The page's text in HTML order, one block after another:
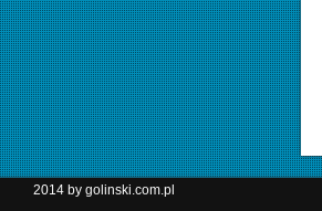
2014 by golinski.com.pl